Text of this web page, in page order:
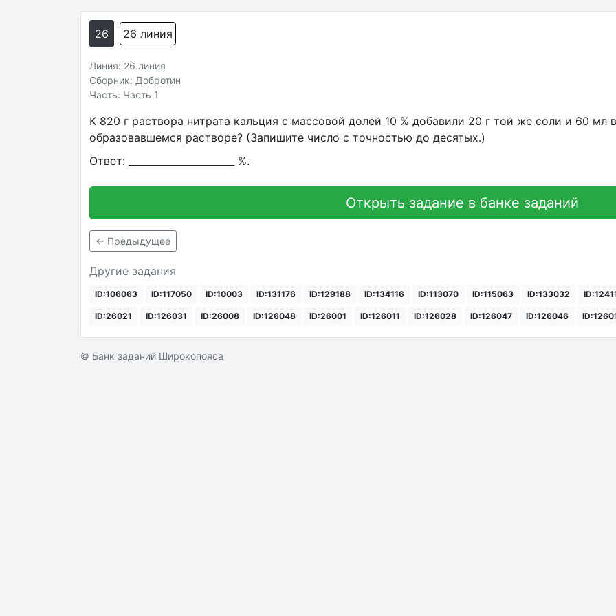
26 26 линия
Линия: 26 линия
Сборник: Добротин
Часть: Часть 1
К 820 г раствора нитрата кальция с массовой долей 10 % добавили 20 г той же соли и 60 мл
образовавшемся растворе? (Запишите число с точностью до десятых.)
Ответ: ______________________ %.
Открыть задание в банке заданий
← Предыдущее
Другие задания
ID:106063 ID:117050 ID:10003 ID:131176 ID:129188 ID:134116 ID:113070 ID:115063 ID:133032
ID:26021 ID:126031 ID:26008 ID:126048 ID:26001 ID:126011 ID:126028 ID:126047 ID:126046
© Банк заданий Широкопояса